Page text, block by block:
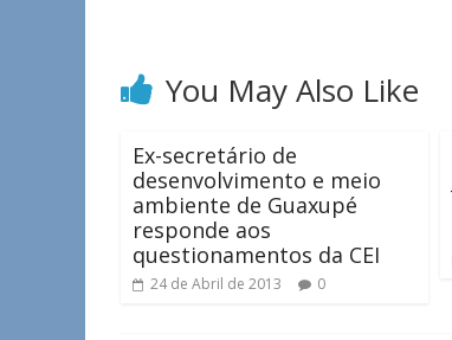
You May Also Like
Ex-secretário de
desenvolvimento e meio
ambiente de Guaxupé
responde aos
questionamentos da CEI
24 de Abril de 2013 0